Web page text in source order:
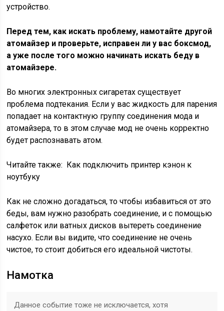
устройство.
Перед тем, как искать проблему, намотайте другой
атомайзер и проверьте, исправен ли у вас боксмод,
а уже после того можно начинать искать беду в
атомайзере.
Во многих электронных сигаретах существует
проблема подтекания. Если у вас жидкость для парения
попадает на контактную группу соединения мода и
атомайзера, то в этом случае мод не очень корректно
будет распознавать атом.
Читайте также: Как подключить принтер кэнон к
ноутбуку
Как не сложно догадаться, то чтобы избавиться от это
беды, вам нужно разобрать соединение, и с помощью
салфеток или ватных дисков вытереть соединение
насухо. Если вы видите, что соединение не очень
чистое, то стоит добиться его идеальной чистоты.
Намотка
Данное событие тоже не исключается, хотя